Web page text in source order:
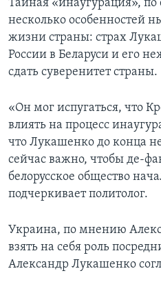
Тайная «инаугурация», по
несколько особенностей
жизни страны: страх
России в Беларуси и его
сдать суверенитет страны.
«Он мог испугаться, что
влиять на процесс
что Лукашенко до конца
сейчас важно, чтобы де-
белорусское общество
подчеркивает политолог.
Украина, по мнению
взять на себя роль
Александр Лукашенко